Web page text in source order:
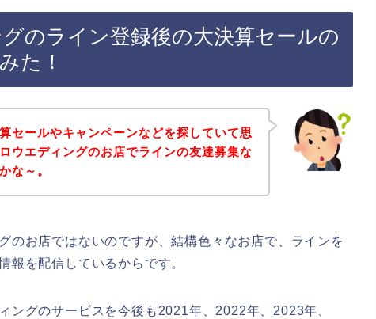
のライン登録後の大決算セールの
た！
セールやキャンペーンなどを探していて思
ウエディングのお店でラインの友達募集な
な～。
のお店ではないのですが、結構色々なお店で、ラインを
報を配信しているからです。
ングのサービスを今後も2021年、2022年、2023年、